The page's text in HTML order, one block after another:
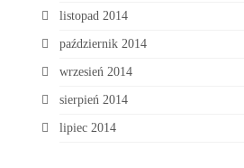
listopad 2014
październik 2014
wrzesień 2014
sierpień 2014
lipiec 2014